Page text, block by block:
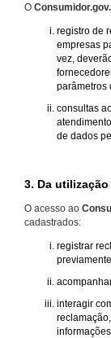
O
registro de
empresas
vez,
parâmetros
consultas
de dados
3. Da
O acesso ao
cadastrados:
registrar
interagir